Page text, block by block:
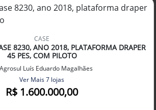
CASE
8230, ANO 2018, PLATAFORMA DRAPER
45 PES, COM PILOTO
Agrosul Luís Eduardo Magalhães
Ver Mais 7 lojas
R$ 1.600.000,00